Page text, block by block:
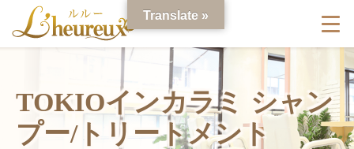
TOKIOインカラミ シャン
プー/トリートメント
Translate »